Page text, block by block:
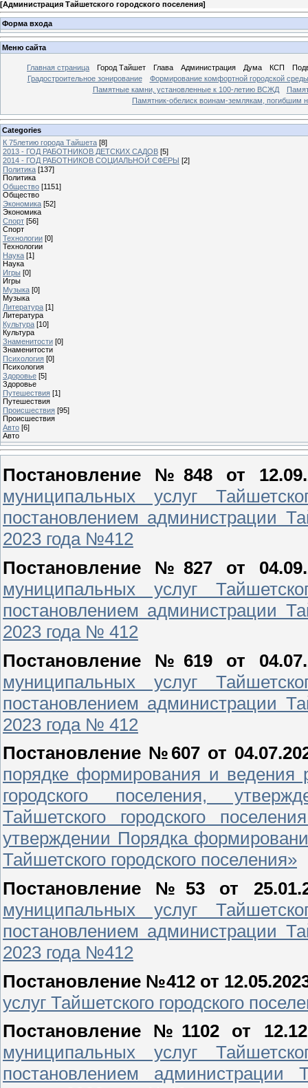
[Администрация Тайшетского городского поселения]
Форма входа
Меню сайта
Главная страница Город Тайшет Глава Администрация Дума КСП
Градостроительное зонирование
Формирование комфортной городской среды
Памятные камни, установленные к 100-летию ВСЖД
Памятник-обелиск воинам-землякам, погибшим
Categories
К 75летию города Тайшета [8]
2013 - ГОД РАБОТНИКОВ ДЕТСКИХ САДОВ [5]
2014 - ГОД РАБОТНИКОВ СОЦИАЛЬНОЙ СФЕРЫ [2]
Политика [137]
Политика
Общество [1151]
Общество
Экономика [52]
Экономика
Спорт [56]
Спорт
Технологии [0]
Технологии
Наука [1]
Наука
Игры [0]
Игры
Музыка [0]
Музыка
Литература [1]
Литература
Культура [10]
Культура
Знаменитости [0]
Знаменитости
Психология [0]
Психология
Здоровье [5]
Здоровье
Путешествия [1]
Путешествия
Проиcшествия [95]
Проиcшествия
Авто [6]
Авто
Постановление №848 от
муниципальных услуг
постановлением администрации
2023 года №412
Постановление №827 от
муниципальных услуг
постановлением администрации
2023 года № 412
Постановление №619 от
муниципальных услуг
постановлением администрации
2023 года № 412
Постановление №607 от
порядке формирования и ведения
городского поселения,
Тайшетского городского
утверждении Порядка
Тайшетского городского поселения»
Постановление №53 от
муниципальных услуг
постановлением администрации
2023 года №412
Постановление №412 от
услуг Тайшетского городского
Постановление №1102 от
муниципальных услуг
постановлением администрации